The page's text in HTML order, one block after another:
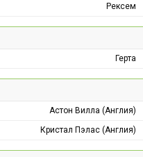
Рексем
Герта
Астон Вилла (Англия)
Кристал Пэлас (Англия)